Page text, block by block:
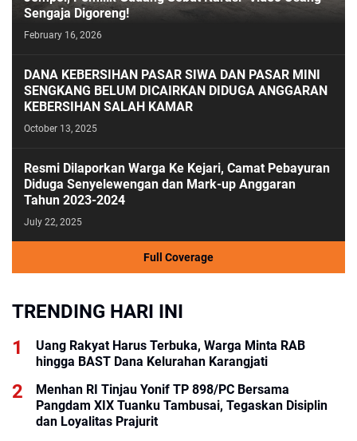
Sengaja Digoreng!
February 16, 2026
DANA KEBERSIHAN PASAR SIWA DAN PASAR MINI
SENGKANG BELUM DICAIRKAN DIDUGA ANGGARAN
KEBERSIHAN SALAH KAMAR
October 13, 2025
Resmi Dilaporkan Warga Ke Kejari, Camat Pebayuran
Diduga Senyelewengan dan Mark-up Anggaran
Tahun 2023-2024
July 22, 2025
Full Coverage
TRENDING HARI INI
Uang Rakyat Harus Terbuka, Warga Minta RAB
hingga BAST Dana Kelurahan Karangjati
Menhan RI Tinjau Yonif TP 898/PC Bersama
Pangdam XIX Tuanku Tambusai, Tegaskan Disiplin
dan Loyalitas Prajurit